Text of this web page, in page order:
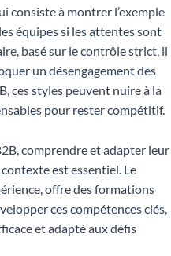
consiste à montrer l’exemple
équipes si les attentes sont
basé sur le contrôle strict, il
un désengagement des
ces styles peuvent nuire à la
pour rester compétitif.
comprendre et adapter leur
est essentiel. Le
offre des formations
ces compétences clés,
et adapté aux défis